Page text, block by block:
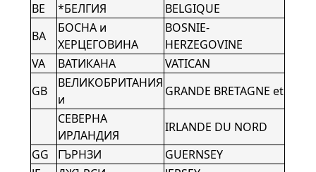
BE
*БЕЛГИЯ
BELGIQUE
BA
БОСНА и
ХЕРЦЕГОВИНА
BOSNIE-
HERZEGOVINE
VA
ВАТИКАНА
VATICAN
GB
ВЕЛИКОБРИТАНИЯ
и
GRANDE BRETAGNE et
СЕВЕРНА
ИРЛАНДИЯ
IRLANDE DU NORD
GG
ГЪРНЗИ
GUERNSEY